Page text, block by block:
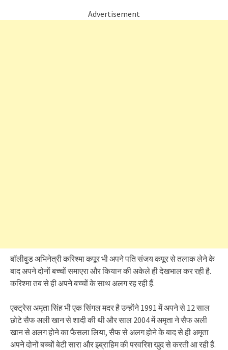
Advertisement
बॉलीवुड अभिनेत्री करिश्मा कपूर भी अपने पति संजय कपूर से तलाक लेने के
बाद अपने दोनों बच्चों समाएरा और कियान की अकेले ही देखभाल कर रही है.
करिश्मा तब से ही अपने बच्चों के साथ अलग रह रही हैं.
एक्ट्रेस अमृता सिंह भी एक सिंगल मदर है उन्होंने 1991 में अपने से 12 साल
छोटे सैफ अली खान से शादी की थी और साल 2004 में अमृता ने सैफ अली
खान से अलग होने का फैसला लिया, सैफ से अलग होने के बाद से ही अमृता
अपने दोनों बच्चों बेटी सारा और इब्राहिम की परवरिश खुद से करती आ रही हैं.